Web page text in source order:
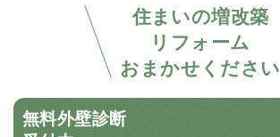
住まいの増改築
リフォーム
おまかせください
無料外壁診断